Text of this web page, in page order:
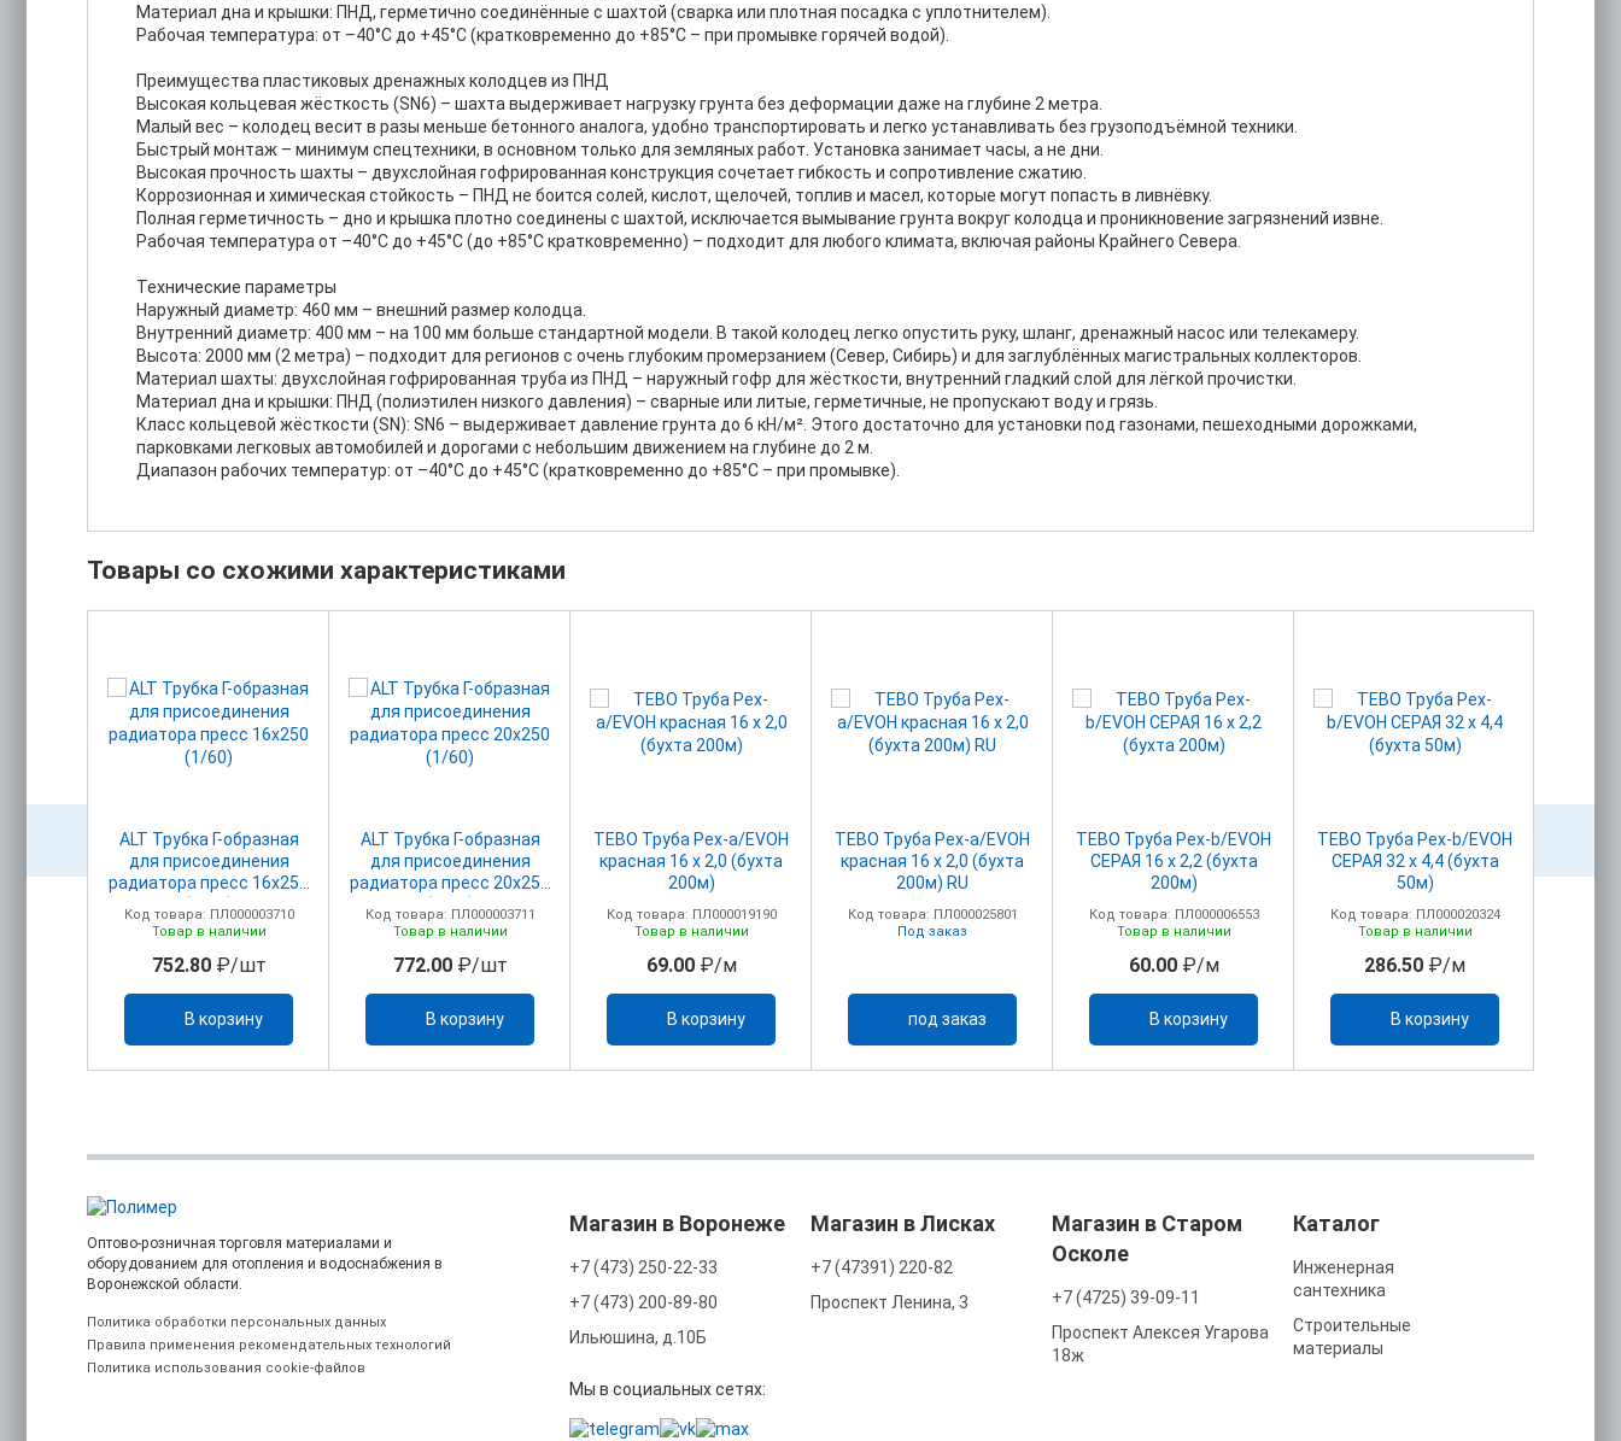
Материал дна и крышки: ПНД, герметично соединённые с шахтой (сварка или плотная посадка с уплотнителем).
Рабочая температура: от –40°C до +45°C (кратковременно до +85°C – при промывке горячей водой).
Преимущества пластиковых дренажных колодцев из ПНД
Высокая кольцевая жёсткость (SN6) – шахта выдерживает нагрузку грунта без деформации даже на глубине 2 метра.
Малый вес – колодец весит в разы меньше бетонного аналога, удобно транспортировать и легко устанавливать без грузоподъёмной техники.
Быстрый монтаж – минимум спецтехники, в основном только для земляных работ. Установка занимает часы, а не дни.
Высокая прочность шахты – двухслойная гофрированная конструкция сочетает гибкость и сопротивление сжатию.
Коррозионная и химическая стойкость – ПНД не боится солей, кислот, щелочей, топлив и масел, которые могут попасть в ливнёвку.
Полная герметичность – дно и крышка плотно соединены с шахтой, исключается вымывание грунта вокруг колодца и проникновение загрязнений извне.
Рабочая температура от –40°C до +45°C (до +85°C кратковременно) – подходит для любого климата, включая районы Крайнего Севера.
Технические параметры
Наружный диаметр: 460 мм – внешний размер колодца.
Внутренний диаметр: 400 мм – на 100 мм больше стандартной модели. В такой колодец легко опустить руку, шланг, дренажный насос или телекамеру.
Высота: 2000 мм (2 метра) – подходит для регионов с очень глубоким промерзанием (Север, Сибирь) и для заглублённых магистральных коллекторов.
Материал шахты: двухслойная гофрированная труба из ПНД – наружный гофр для жёсткости, внутренний гладкий слой для лёгкой прочистки.
Материал дна и крышки: ПНД (полиэтилен низкого давления) – сварные или литые, герметичные, не пропускают воду и грязь.
Класс кольцевой жёсткости (SN): SN6 – выдерживает давление грунта до 6 кН/м². Этого достаточно для установки под газонами, пешеходными дорожками,
парковками легковых автомобилей и дорогами с небольшим движением на глубине до 2 м.
Диапазон рабочих температур: от –40°C до +45°C (кратковременно до +85°C – при промывке).
Товары со схожими характеристиками
ALT Трубка Г-образная
для присоединения
радиатора пресс 16х250
Код товара: ПЛ000003710
Товар в наличии
752.80₽/шт
В корзину
ALT Трубка Г-образная
для присоединения
радиатора пресс 20х250
Код товара: ПЛ000003711
Товар в наличии
772.00₽/шт
В корзину
TEBO Труба Pex-a/EVOH
красная 16 х 2,0 (бухта
200м)
Код товара: ПЛ000019190
Товар в наличии
69.00₽/м
В корзину
TEBO Труба Pex-a/EVOH
красная 16 х 2,0 (бухта
200м) RU
Код товара: ПЛ000025801
Под заказ
под заказ
TEBO Труба Pex-b/EVOH
СЕРАЯ 16 х 2,2 (бухта
200м)
Код товара: ПЛ000006553
Товар в наличии
60.00₽/м
В корзину
TEBO Труба Pex-b/EVOH
СЕРАЯ 32 х 4,4 (бухта
50м)
Код товара: ПЛ000020324
Товар в наличии
286.50 ₽/м
В корзину
Оптово-розничная торговля материалами и
оборудованием для отопления и водоснабжения в
Воронежской области.
Политика обработки персональных данных
Правила применения рекомендательных технологий
Политика использования cookie-файлов
Магазин в Воронеже
+7 (473) 250-22-33
+7 (473) 200-89-80
Ильюшина, д.10Б
Мы в социальных сетях:
Магазин в Лисках
+7 (47391) 220-82
Проспект Ленина, 3
Магазин в Старом
Осколе
+7 (4725) 39-09-11
Проспект Алексея Угарова
18ж
Каталог
Инженерная
сантехника
Строительные
материалы